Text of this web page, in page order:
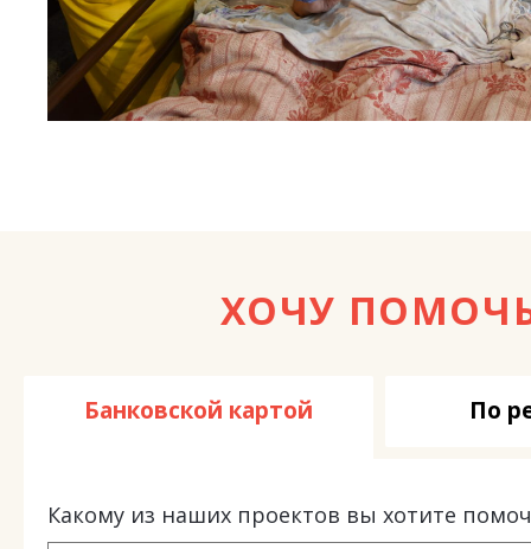
ХОЧУ
Банковской картой
Какому из наших проектов вы хотите
По